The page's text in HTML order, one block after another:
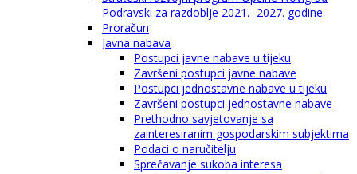
Podravski za razdoblje 2021.- 2027. godine
Proračun
Javna nabava
Postupci javne nabave u tijeku
Završeni postupci javne nabave
Postupci jednostavne nabave u tijeku
Završeni postupci jednostavne nabave
Prethodno savjetovanje sa
zainteresiranim gospodarskim subjektima
Podaci o naručitelju
Sprečavanje sukoba interesa